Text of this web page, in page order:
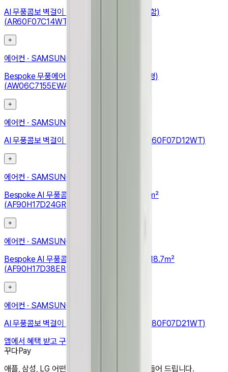
AI 무풍콤보 벽걸이 냉난방 24.4㎡ (리모컨 포함)
(AR60F07C14WT)
+
에어컨 · SAMSUNG
Bespoke 무풍에어컨 윈도우핏 19.2㎡ (매립형)
(AW06C7155EWAZ)
+
에어컨 · SAMSUNG
AI 무풍콤보 벽걸이 24.4㎡ (리모컨 포함) (AR60F07D12WT)
+
에어컨 · SAMSUNG
Bespoke AI 무풍콤보 갤러리 프로 56.9/18.7㎡
(AF90H17D24GRT)
+
에어컨 · SAMSUNG
Bespoke AI 무풍콤보 갤러리 프로 청정 56.9/18.7㎡
(AF90H17D38ERT)
+
에어컨 · SAMSUNG
AI 무풍콤보 벽걸이 24.4㎡ (리모컨 포함) (AR80F07D21WT)
앱에서 혜택 받고 구매하기
꾸다Pay
애플, 삼성, LG 어떤 상품도 한달 3만원으로 만들어 드립니다.